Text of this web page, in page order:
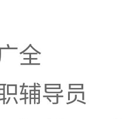
全
辅导员